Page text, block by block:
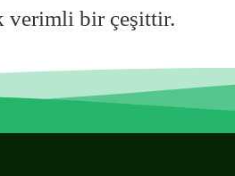
verimli bir çeşittir.